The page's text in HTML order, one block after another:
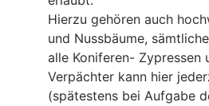
Hierzu gehören auch
und Nussbäume,
alle Koniferen- Zypressen
Verpächter kann hier
(spätestens bei Aufgabe